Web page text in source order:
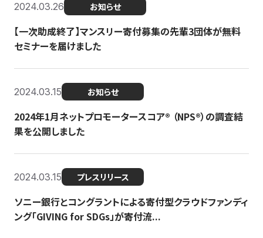
2024.03.26 お知らせ
【一次助成終了】マンスリー寄付募集の先輩3団体が無料
セミナーを届けました
2024.03.15 お知らせ
2024年1月ネットプロモータースコア®︎ （NPS®︎）の調査結
果を公開しました
2024.03.15 プレスリリース
ソニー銀行とコングラントによる寄付型クラウドファンディ
ング「GIVING for SDGs」が寄付流...